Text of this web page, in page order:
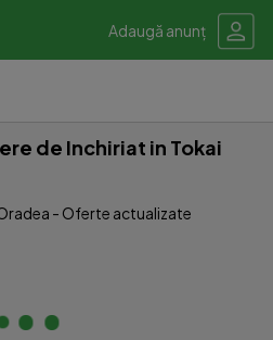
Adaugă anunț
de Inchiriat in Tokai
- Oferte actualizate